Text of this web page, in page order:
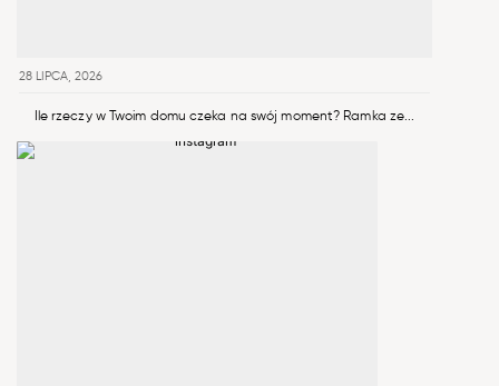
28 LIPCA, 2026
Ile rzeczy w Twoim domu czeka na swój moment? Ramka ze...